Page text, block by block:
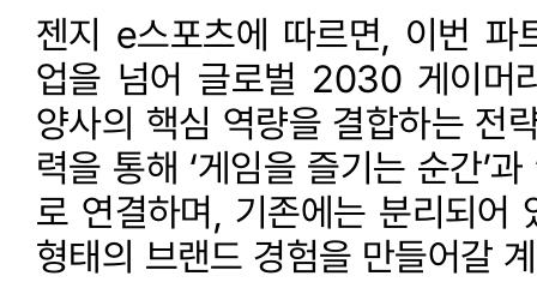
젠지 e스포츠에 따르면, 이번 파
업을 넘어 글로벌 2030 게이머
양사의 핵심 역량을 결합하는 전
력을 통해 ‘게임을 즐기는 순간’
로 연결하며, 기존에는 분리되어
형태의 브랜드 경험을 만들어갈